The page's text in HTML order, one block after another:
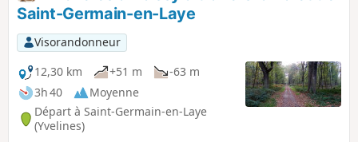
Saint-Germain-en-Laye
Visorandonneur
12,30 km
+51 m
-63 m
3h 40
Moyenne
Départ à Saint-Germain-en-Laye
(Yvelines)